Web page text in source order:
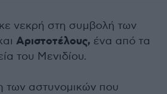
νεκρή στη συμβολή των
Αριστοτέλους, ένα από τα
του Μενιδίου.
των αστυνομικών που